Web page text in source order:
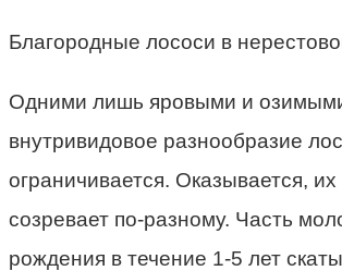
Благородные лососи в
Одними лишь яровыми и
внутривидовое разнообразие
ограничивается. Оказывается,
созревает по-разному. Часть
рождения в течение 1-5 лет